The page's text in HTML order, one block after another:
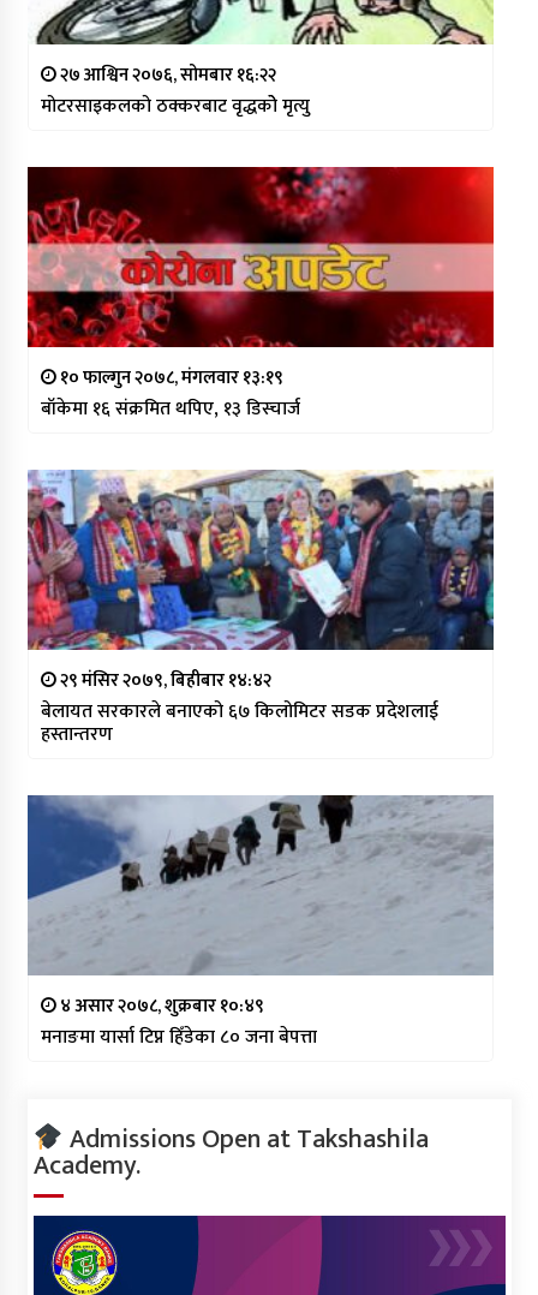
२७ आश्विन २०७६, सोमबार १६:२२
मोटरसाइकलको ठक्करबाट वृद्धकोे मृत्यु
१० फाल्गुन २०७८, मंगलवार १३:१९
बाँकेमा १६ संक्रमित थपिए, १३ डिस्चार्ज
२९ मंसिर २०७९, बिहीबार १४:४२
बेलायत सरकारले बनाएको ६७ किलोमिटर सडक प्रदेशलाई
हस्तान्तरण
४ असार २०७८, शुक्रबार १०:४९
मनाङमा यार्सा टिप्न हिँडेका ८० जना बेपत्ता
Admissions Open at Takshashila
Academy.